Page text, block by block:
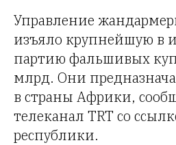
Управление
изъяло крупнейшую в
партию фальшивых
млрд. Они
в страны Африки,
телеканал TRT со
республики.